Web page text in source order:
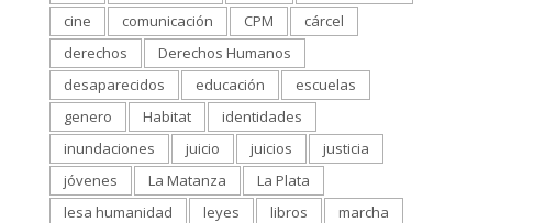
cine
comunicación CPM
cárcel
derechos
Derechos Humanos
desaparecidos
educación
escuelas
genero
Habitat
identidades
inundaciones
juicio juicios
justicia
jóvenes
La Matanza
La Plata
lesa humanidad
leyes libros
marcha